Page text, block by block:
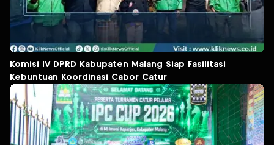
Komisi IV DPRD Kabupaten Malang Siap Fasilitasi
Kebuntuan Koordinasi Cabor Catur